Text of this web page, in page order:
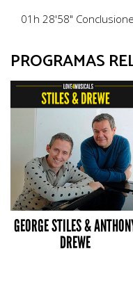
01h 28'58"
PROGRAMAS
GEORGE STILES &
DREWE